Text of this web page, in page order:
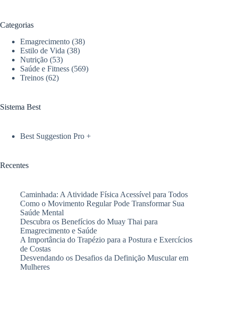
Bento
do
Sapucaí:
Aventura
e
Categorias
Emagrecimento (38)
Estilo de Vida (38)
Nutrição (53)
Saúde e Fitness (569)
Treinos (62)
Sistema Best
Best Suggestion Pro +
Recentes
Caminhada: A Atividade Física Acessível para Todos
Como o Movimento Regular Pode Transformar Sua
Saúde Mental
Descubra os Benefícios do Muay Thai para
Emagrecimento e Saúde
A Importância do Trapézio para a Postura e Exercícios
de Costas
Desvendando os Desafios da Definição Muscular em
Mulheres